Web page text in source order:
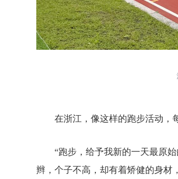
清
在浙江，像这样的跑步活动，每
“跑步，给予我新的一天最原始
辫，个子不高，却有着矫健的身材